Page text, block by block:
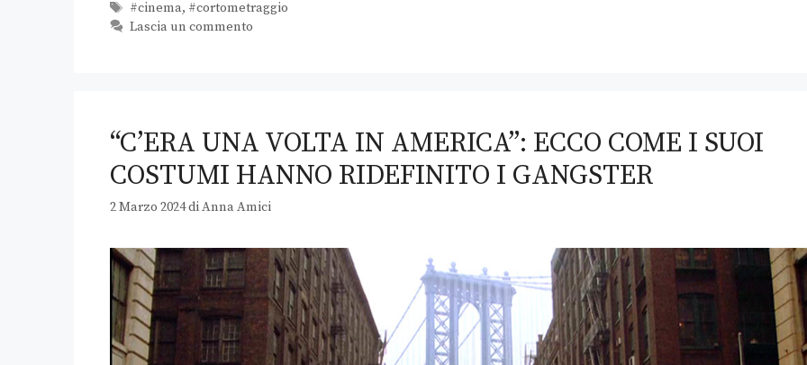
#cinema, #cortometraggio
Lascia un commento
“C’ERA UNA VOLTA IN AMERICA”: ECCO COME I SUOI
COSTUMI HANNO RIDEFINITO I GANGSTER
2 Marzo 2024diAnna Amici